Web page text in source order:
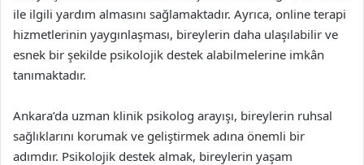
ile ilgili yardım almasını sağlamaktadır. Ayrıca, online terapi
hizmetlerinin yaygınlaşması, bireylerin daha ulaşılabilir ve
esnek bir şekilde psikolojik destek alabilmelerine imkân
tanımaktadır.
Ankara’da uzman klinik psikolog arayışı, bireylerin ruhsal
sağlıklarını korumak ve geliştirmek adına önemli bir
adımdır. Psikolojik destek almak, bireylerin yaşam